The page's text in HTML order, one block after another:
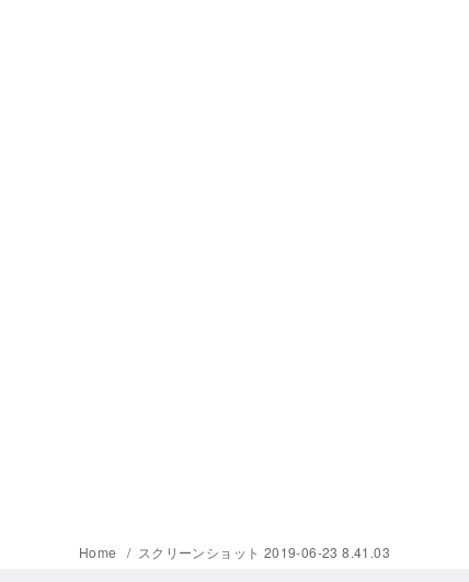
Home スクリーンショット 2019-06-23 8.41.03